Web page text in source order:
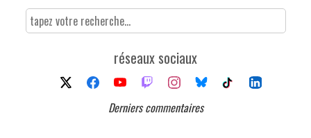
réseaux sociaux
Derniers commentaires